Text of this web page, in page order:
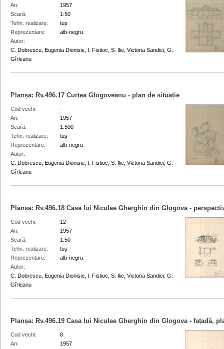
An
1957
Scară
1:50
Tehn. realizare
tuș
Reprezentare
alb-negru
Autor
C. Dobrescu, Eugenia Dionisie, I. Fistioc, S. Ilie, Victoria Sandici, G.
Gîrleanu
Planșa: Rv.496.17 Curtea Glogoveanu - plan de situație
Cod vechi
-
An
1957
Scară
1:500
Tehn. realizare
tuș
Reprezentare
alb-negru
Autor
C. Dobrescu, Eugenia Dionisie, I. Fistioc, S. Ilie, Victoria Sandici, G.
Gîrleanu
Planșa: Rv.496.18 Casa lui Niculae Gherghin din Glogova -
Cod vechi
12
An
1957
Scară
1:50
Tehn. realizare
tuș
Reprezentare
alb-negru
Autor
C. Dobrescu, Eugenia Dionisie, I. Fistioc, S. Ilie, Victoria Sandici, G.
Gîrleanu
Planșa: Rv.496.19 Casa lui Niculae Gherghin din Glogova - fațadă,
Cod vechi
8
An
1957